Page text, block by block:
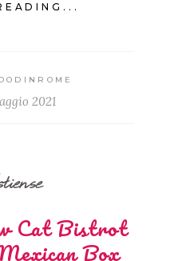
2021
Cat Bistrot
Box